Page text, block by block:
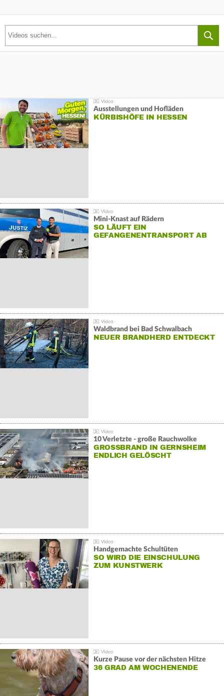
Ausstellungen und Hofläden
KÜRBISHÖFE IN HESSEN
Mini-Knast auf Rädern
SO LÄUFT EIN
GEFANGENENTRANSPORT AB
Waldbrand bei Bad Schwalbach
NEUER BRANDHERD ENTDECKT
10 Verletzte - große Rauchwolke
GROSSBRAND IN GERNSHEIM E
NDLICH GELÖSCHT
Handgemachte Schultüten
SO WIRD DIE EINSCHULUNG
ZUM KUNSTWERK
Kurze Pause vor der nächsten Hitze
36 GRAD AM WOCHENENDE